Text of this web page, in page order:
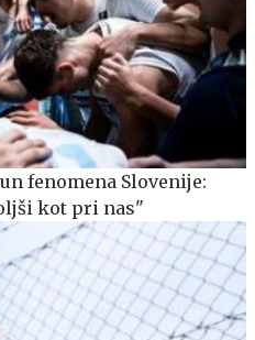
fenomena Slovenije:
kot pri nas"